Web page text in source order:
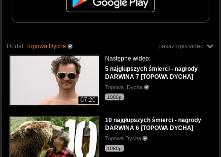
pokaż opis video
Dodał: Topowa Dycha
07:20
Następne wideo:
5 najgłupszych śmierci - nagrody
DARWINA 7 [TOPOWA DYCHA]
Topowa_Dycha
1080p
10 najgłupszych śmierci - nagrody
DARWINA 6 [TOPOWA DYCHA]
Topowa Dycha
1080p